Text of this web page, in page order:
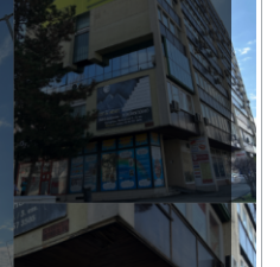
hasonló
ellazulni,
hétköznapok
mókuskerekéből.
az idegrendszerre,